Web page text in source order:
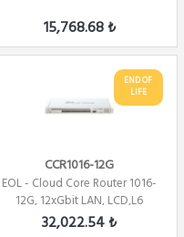
15,768.68 ₺
END OF
LIFE
CCR1016-12G
EOL - Cloud Core Router 1016-
12G, 12xGbit LAN, LCD,L6
Firewall /...
32,022.54 ₺